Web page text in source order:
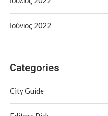
Ιούνιος 2022
Categories
City Guide